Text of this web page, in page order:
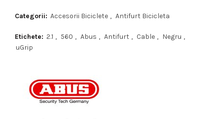
Categorii: Accesorii Biciclete , Antifurt Bicicleta
Etichete: 2.1 , 560 , Abus , Antifurt , Cable , Negru ,
uGrip